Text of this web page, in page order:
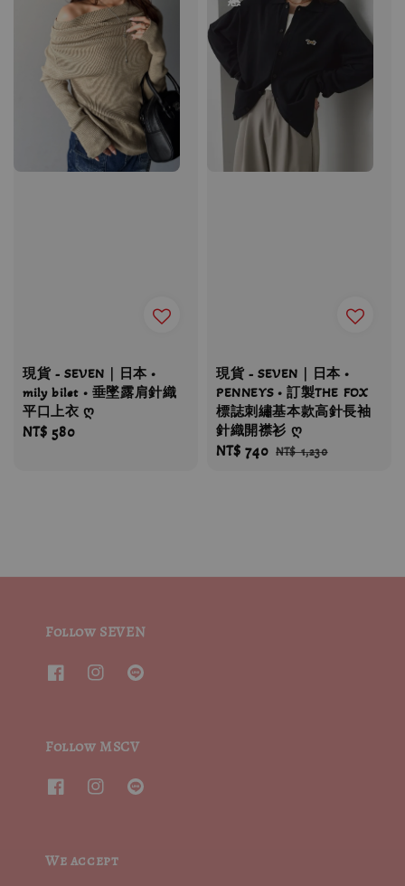
現貨 - SEVEN｜日本 •
mily bilet • 垂墜露肩針織
平口上衣 ღ
Regular
NT$ 580
現貨 - SEVEN｜日本 •
PENNEYS • 訂製THE FOX
標誌刺繡基本款高針長袖
針織開襟衫 ღ
Sale
NT$ 740 Regular
NT$ 1,230
Follow SEVEN
Follow MSCV
We accept